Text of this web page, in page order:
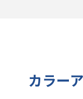
カラー